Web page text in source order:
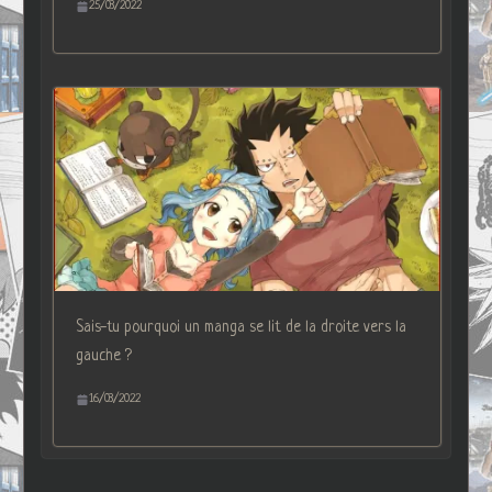
25/03/2022
Sais-tu pourquoi un manga se lit de la droite vers la
gauche ?
16/03/2022